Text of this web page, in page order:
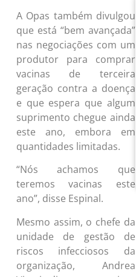
A Opas também divulgou
que está “bem avançada”
nas negociações com um
produtor para comprar
vacinas de terceira
geração contra a doença
e que espera que algum
suprimento chegue ainda
este ano, embora em
quantidades limitadas.
“Nós achamos que
teremos vacinas este
ano”, disse Espinal.
Mesmo assim, o chefe da
unidade de gestão de
riscos infecciosos da
organização, Andrea